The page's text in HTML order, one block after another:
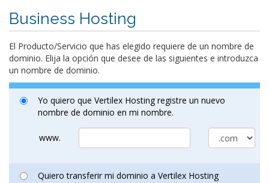
Business Hosting
El Producto/Servicio que has elegido requiere de un nombre de
dominio. Elija la opción que desee de las siguientes e introduzca
un nombre de dominio.
Yo quiero que Vertilex Hosting registre un nuevo
nombre de dominio en mi nombre.
www.
Quiero transferir mi dominio a Vertilex Hosting